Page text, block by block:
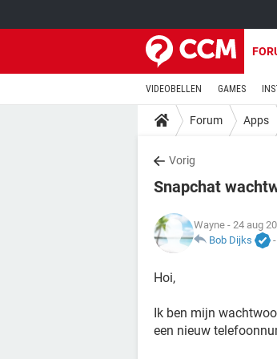
VIDEOBELLEN GAMES
Forum Apps
Vorig
Snapchat
Wayne - 24 aug
Bob Dijks
-
Hoi,
Ik ben mijn
een nieuw